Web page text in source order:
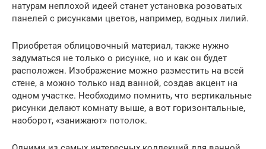
натурам неплохой идеей станет установка розоватых
панелей с рисунками цветов, например, водных лилий.
Приобретая облицовочный материал, также нужно
задуматься не только о рисунке, но и как он будет
расположен. Изображение можно разместить на всей
стене, а можно только над ванной, создав акцент на
одном участке. Необходимо помнить, что вертикальные
рисунки делают комнату выше, а вот горизонтальные,
наоборот, «занижают» потолок.